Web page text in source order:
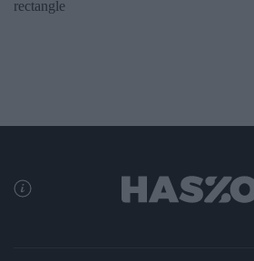
rectangle